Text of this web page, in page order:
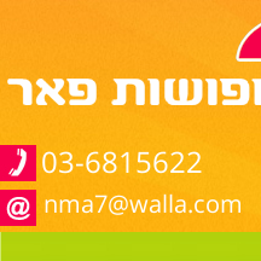
03-6815622
nma7@walla.com